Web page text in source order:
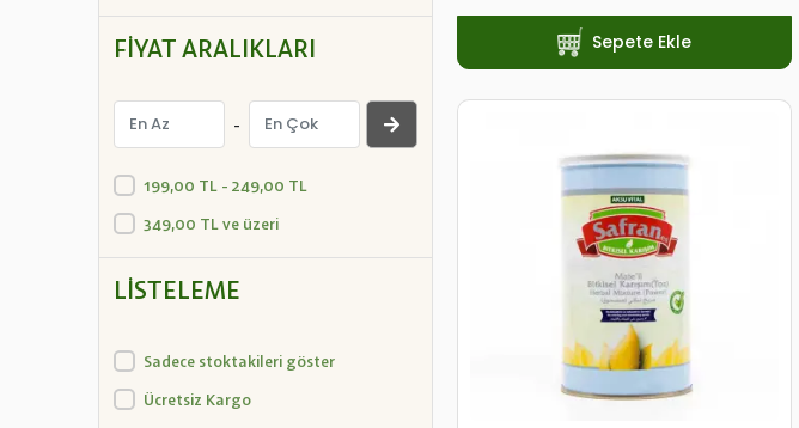
FIYAT ARALIKLARI
-
199,00 TL - 249,00 TL
349,00 TL ve üzeri
LISTELEME
Sadece stoktakileri göster
Ücretsiz Kargo
Sepete Ekle